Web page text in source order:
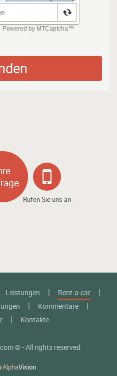
Rufen Sie uns an
Leistungen
Rent-a-car
Kommentare
Kontakte
© - All rights reserved
AlphaVision